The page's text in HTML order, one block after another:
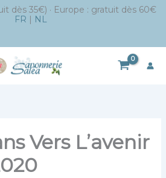
dès 35€) · Europe : gratuit dès 60€
FR | NL
Vers L’avenir